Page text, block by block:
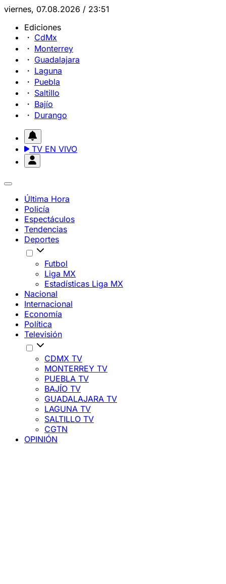
viernes, 07.08.2026 / 23:51
Ediciones
CdMx
Monterrey
Guadalajara
Laguna
Puebla
Saltillo
Bajío
Durango
TV EN VIVO
Última Hora
Policía
Espectáculos
Tendencias
Deportes
Futbol
Liga MX
Estadísticas Liga MX
Nacional
Internacional
Economía
Política
Televisión
CDMX TV
MONTERREY TV
PUEBLA TV
BAJÍO TV
GUADALAJARA TV
LAGUNA TV
SALTILLO TV
CGTN
OPINIÓN